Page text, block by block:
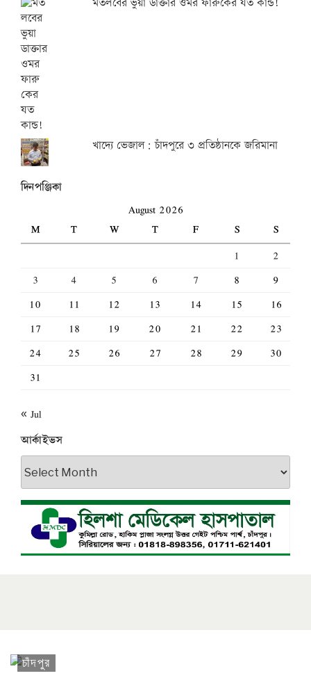
খাদ্যে ভেজাল: চাঁদপুরে ৩ প্রতিষ্ঠানকে জরিমানা
দিনপঞ্জিকা
August 2026
M
T W T F S
S
1
2
3
4 5 6 7 8
9
10
11 12 13 14 15
16
17
18 19 20 21 22
23
24
25 26 27 28 29
30
31
« Jul
আর্কাইভস
আর্কাইভস
চাঁদপুর